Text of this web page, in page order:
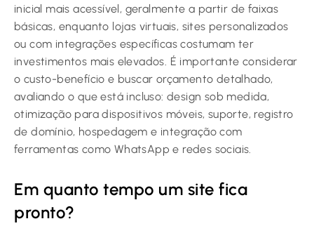
inicial mais acessível, geralmente a partir de faixas
básicas, enquanto lojas virtuais, sites personalizados
ou com integrações específicas costumam ter
investimentos mais elevados. É importante considerar
o custo-benefício e buscar orçamento detalhado,
avaliando o que está incluso: design sob medida,
otimização para dispositivos móveis, suporte, registro
de domínio, hospedagem e integração com
ferramentas como WhatsApp e redes sociais.
Em quanto tempo um site fica
pronto?